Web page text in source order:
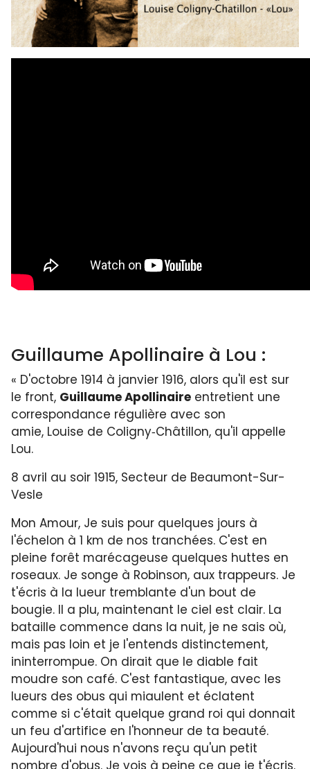
Guillaume Apollinaire à Lou :
« D'octobre 1914 à janvier 1916, alors qu'il est sur
le front, Guillaume Apollinaire entre­tient une
correspondance régulière avec son
amie, Louise de Coligny‑Châtillon, qu'il appelle
Lou.
8 avril au soir 1915, Secteur de Beaumont-Sur-
Vesle
Mon Amour, Je suis pour quelques jours à
l'échelon à 1 km de nos tranchées. C'est en
pleine forêt marécageuse quelques huttes en
roseaux. Je songe à Robinson, aux trappeurs. Je
t'écris à la lueur tremblante d'un bout de
bougie. Il a plu, maintenant le ciel est clair. La
bataille commence dans la nuit, je ne sais où,
mais pas loin et je l'entends distinctement,
ininterrompue. On dirait que le diable fait
moudre son café. C'est fantastique, avec les
lueurs des obus qui miaulent et éclatent
comme si c'était quelque grand roi qui donnait
un feu d'artifice en l'honneur de ta beauté.
Aujourd'hui nous n'avons reçu qu'un petit